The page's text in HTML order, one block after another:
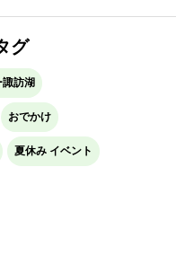
グ
諏訪湖
おでかけ
夏休み イベント